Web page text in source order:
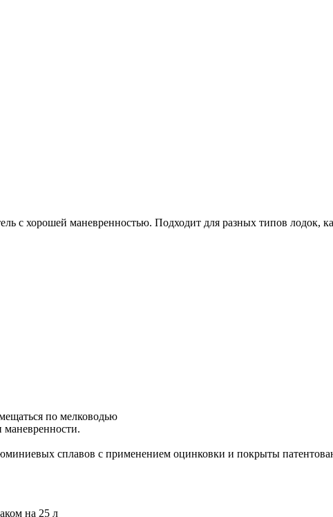
хорошей маневренностью. Подходит для разных типов лодок,
по мелководью
маневренности.
сплавов с применением оцинковки и покрыты
на 25 л